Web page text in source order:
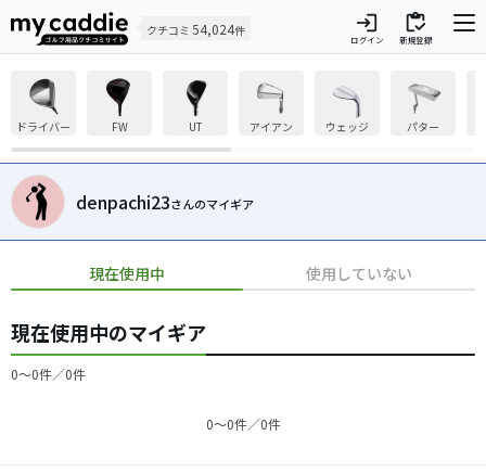
クチコミ 54,024件 login
ログイン
inventory
新規登録
ドライバー FW UT アイアン ウェッジ パター
denpachi23さんのマイギア
現在使用中 使用していない
現在使用中のマイギア
0〜0件／0件
0〜0件／0件